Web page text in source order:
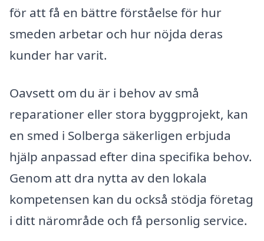
för att få en bättre förståelse för hur
smeden arbetar och hur nöjda deras
kunder har varit.
Oavsett om du är i behov av små
reparationer eller stora byggprojekt, kan
en smed i Solberga säkerligen erbjuda
hjälp anpassad efter dina specifika behov.
Genom att dra nytta av den lokala
kompetensen kan du också stödja företag
i ditt närområde och få personlig service.